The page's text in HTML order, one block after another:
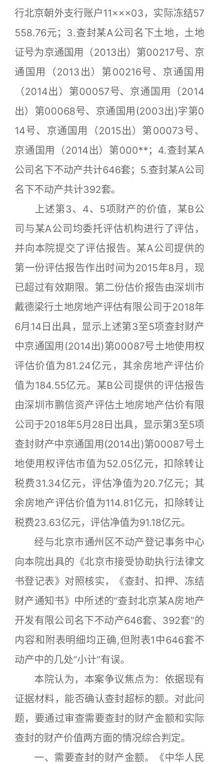
行北京朝外支行账户11×××03，实际冻结57
558.76元；3.查封某A公司名下土地，土地
证号为京通国用（2013出）第00217号、京
通国用（2013出）第00216号、京通国用
（2014出）第00057号、京通国用（2014
出）第00068号、京通国用(2003出)字第0
14号、京通国用（2015出）第00073号、
京通国用（2014出）第000**；4.查封某A
公司名下不动产共计646套；5.查封某A公司
名下不动产共计392套。
上述第3、4、5项财产的价值，某B公
司与某A公司均委托评估机构进行了评估，
并向本院提交了评估报告。某A公司提供的
第一份评估报告作出时间为2015年8月，现
已超过有效期限。第二份估价报告由深圳市
戴德梁行土地房地产评估有限公司于2018年
6月14日出具，显示上述第3至5项查封财产
中京通国用(2014出)第00087号土地使用权
评估价值为81.24亿元，其余房地产评估价
值为184.55亿元。某B公司提供的评估报告
由深圳市鹏信资产评估土地房地产估价有限
公司于2018年5月28日出具，显示第3至5项
查封财产中京通国用(2014出)第00087号土
地使用权评估市值为52.05亿元，扣除转让
税费31.34亿元，评估净值为20.7亿元；其
余房地产评估价值为114.81亿元，扣除转让
税费23.63亿元，评估净值为91.18亿元。
经与北京市通州区不动产登记事务中心
向本院出具的《北京市接受协助执行法律文
书登记表》对照核实，《查封、扣押、冻结
财产通知书》中所述的“查封北京某A房地产
开发有限公司名下不动产646套、392套”的
内容和附表明细均正确,但附表1中646套不
动产中的几处“小计”有误。
本院认为，本案争议焦点为：依据现有
证据材料，能否确认查封超标的额。对此问
题，要通过审查需要查封的财产金额和实际
查封的财产价值两方面的情况综合判定。
一、需要查封的财产金额。《中华人民